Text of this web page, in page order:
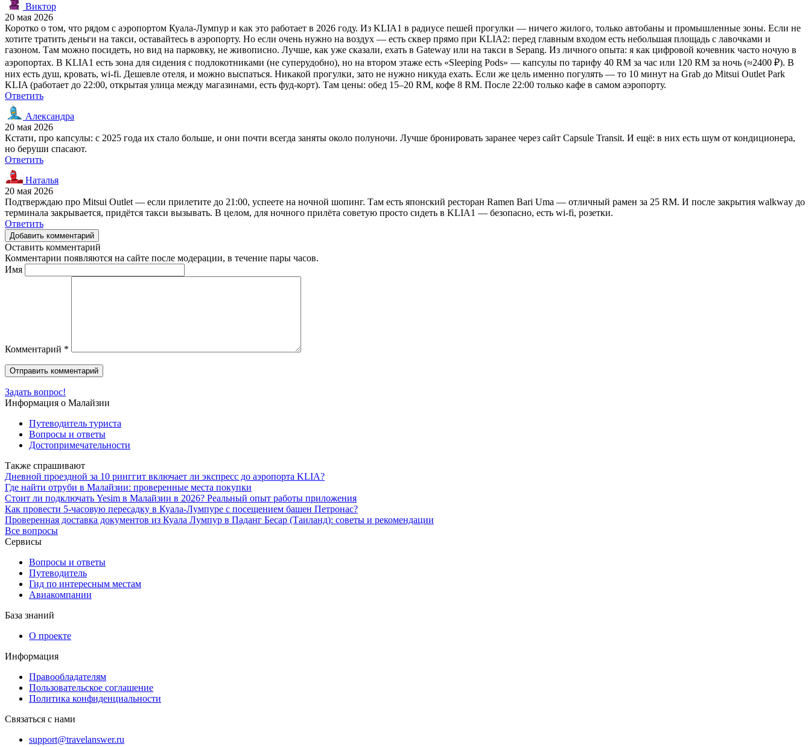
Виктор
20 мая 2026
Коротко о том, что рядом с аэропортом Куала-Лумпур и как это работает в 2026 году. Из KLIA1 в радиусе пешей прогулки — ничего жилого, только автобаны и промышленные зоны. Если не
хотите тратить деньги на такси, оставайтесь в аэропорту. Но если очень нужно на воздух — есть сквер прямо при KLIA2: перед главным входом есть небольшая площадь с лавочками и
газоном. Там можно посидеть, но вид на парковку, не живописно. Лучше, как уже сказали, ехать в Gateway или на такси в Sepang. Из личного опыта: я как цифровой кочевник часто ночую в
аэропортах. В KLIA1 есть зона для сидения с подлокотниками (не суперудобно), но на втором этаже есть «Sleeping Pods» — капсулы по тарифу 40 RM за час или 120 RM за ночь (≈2400 ₽). В
них есть душ, кровать, wi-fi. Дешевле отеля, и можно выспаться. Никакой прогулки, зато не нужно никуда ехать. Если же цель именно погулять — то 10 минут на Grab до Mitsui Outlet Park
KLIA (работает до 22:00, открытая улица между магазинами, есть фуд-корт). Там цены: обед 15–20 RM, кофе 8 RM. После 22:00 только кафе в самом аэропорту.
Ответить
Александра
20 мая 2026
Кстати, про капсулы: с 2025 года их стало больше, и они почти всегда заняты около полуночи. Лучше бронировать заранее через сайт Capsule Transit. И ещё: в них есть шум от кондиционера,
но беруши спасают.
Ответить
Наталья
20 мая 2026
Подтверждаю про Mitsui Outlet — если прилетите до 21:00, успеете на ночной шопинг. Там есть японский ресторан Ramen Bari Uma — отличный рамен за 25 RM. И после закрытия walkway до
терминала закрывается, придётся такси вызывать. В целом, для ночного прилёта советую просто сидеть в KLIA1 — безопасно, есть wi-fi, розетки.
Ответить
Добавить комментарий
Оставить комментарий
Комментарии появляются на сайте после модерации, в течение пары часов.
Имя
Комментарий *
Задать вопрос!
Информация о Малайзии
Путеводитель туриста
Вопросы и ответы
Достопримечательности
Также спрашивают
Дневной проездной за 10 ринггит включает ли экспресс до аэропорта KLIA?
Где найти отруби в Малайзии: проверенные места покупки
Стоит ли подключать Yesim в Малайзии в 2026? Реальный опыт работы приложения
Как провести 5-часовую пересадку в Куала-Лумпуре с посещением башен Петронас?
Проверенная доставка документов из Куала Лумпур в Паданг Бесар (Таиланд): советы и рекомендации
Все вопросы
Сервисы
Вопросы и ответы
Путеводитель
Гид по интересным местам
Авиакомпании
База знаний
О проекте
Информация
Правообладателям
Пользовательское соглашение
Политика конфиденциальности
Связаться с нами
support@travelanswer.ru